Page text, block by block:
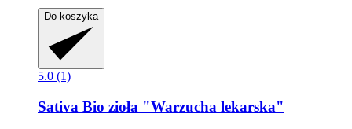
Do koszyka
5.0 (1)
Sativa Bio zioła "Warzucha lekarska"